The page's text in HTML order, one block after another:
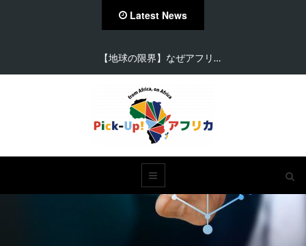
Latest News
【地球の限界】なぜアフリ…